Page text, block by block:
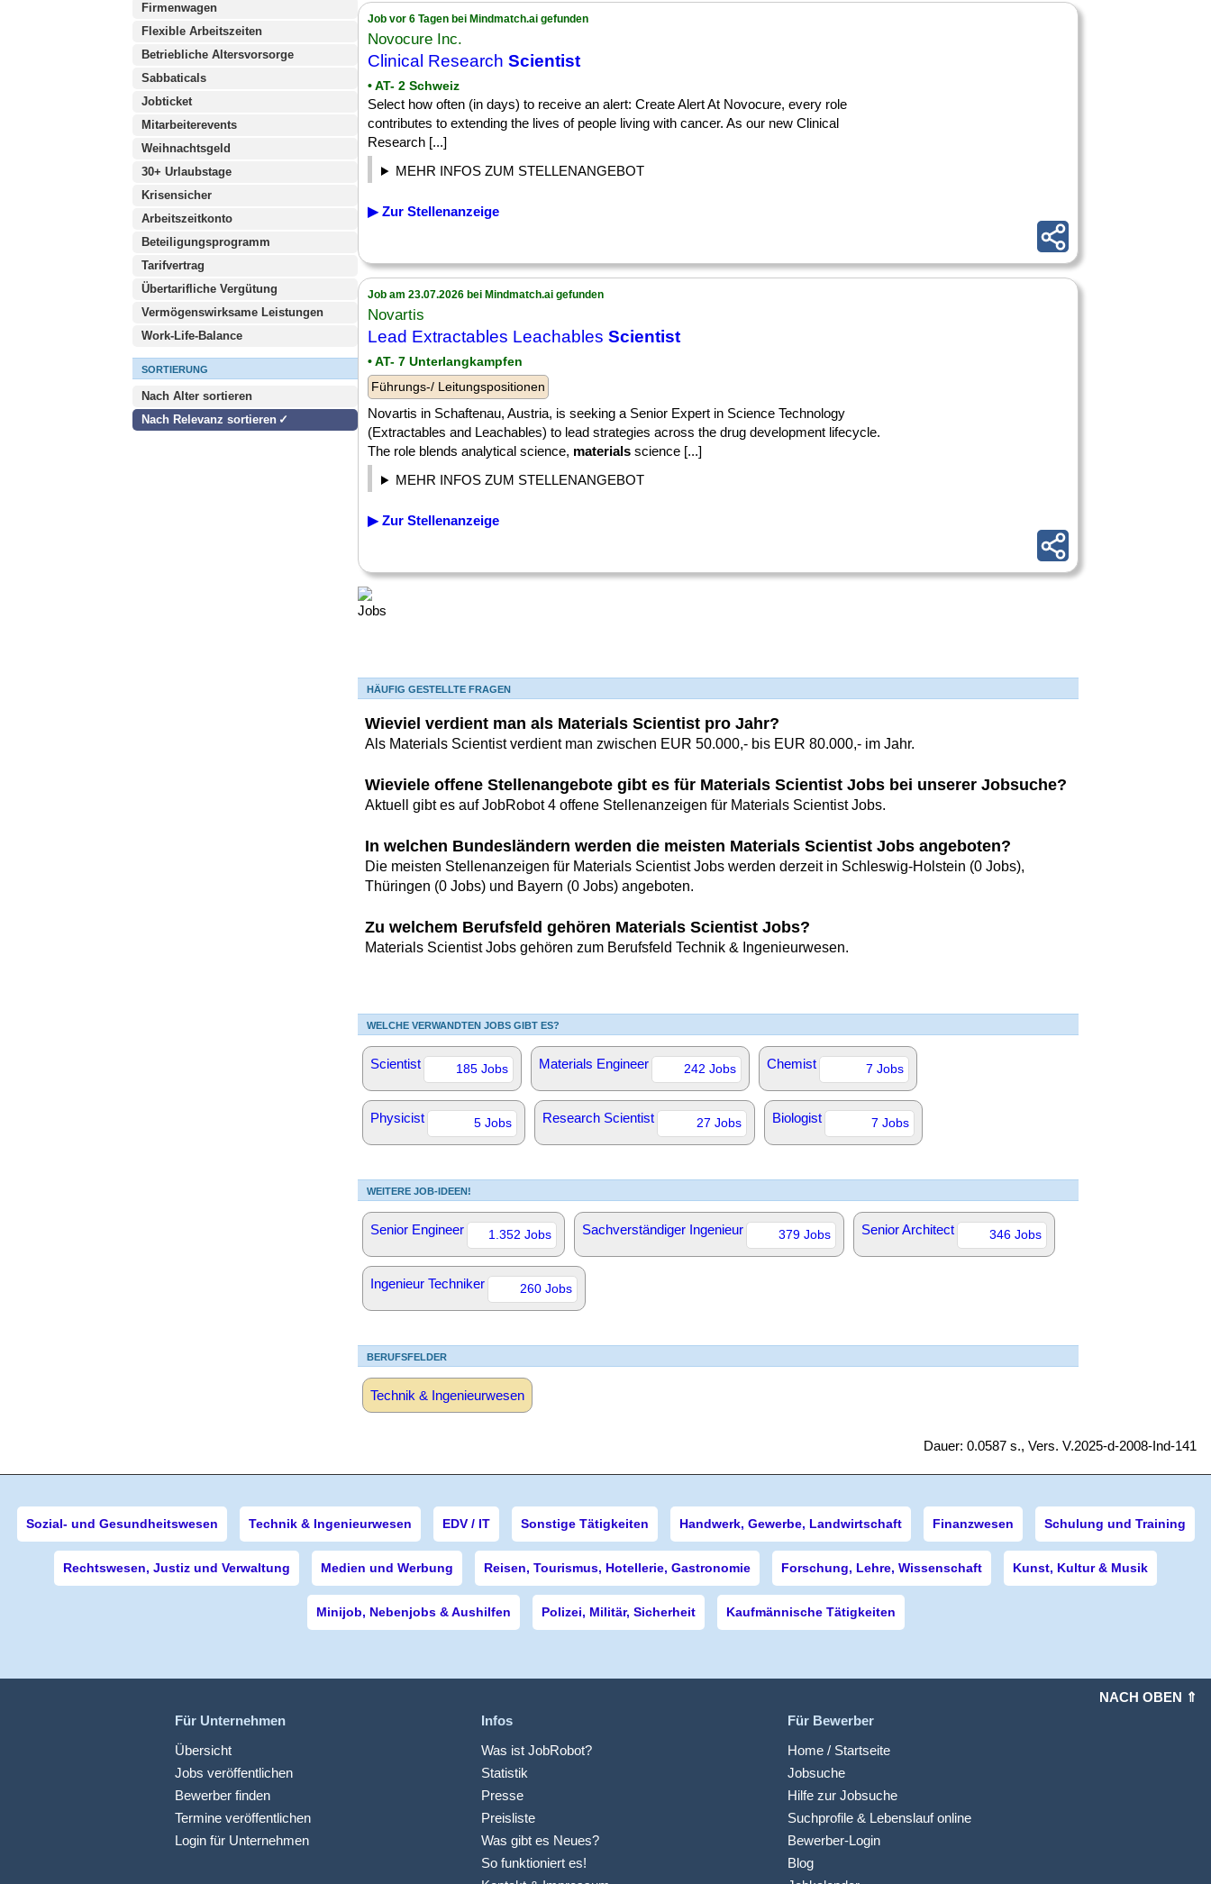
Firmenwagen
Flexible Arbeitszeiten
Betriebliche Altersvorsorge
Sabbaticals
Jobticket
Mitarbeiterevents
Weihnachtsgeld
30+ Urlaubstage
Krisensicher
Arbeitszeitkonto
Beteiligungsprogramm
Tarifvertrag
Übertarifliche Vergütung
Vermögenswirksame Leistungen
Work-Life-Balance
SORTIERUNG
Nach Alter sortieren
Nach Relevanz sortieren
Job vor 6 Tagen bei Mindmatch.ai gefunden
Novocure Inc.
Clinical Research Scientist
• AT- 2 Schweiz
Select how often (in days) to receive an alert: Create Alert At Novocure, every role
contributes to extending the lives of people living with cancer. As our new Clinical
Research [...]
MEHR INFOS ZUM STELLENANGEBOT
▶ Zur Stellenanzeige
Job am 23.07.2026 bei Mindmatch.ai gefunden
Novartis
Lead Extractables Leachables Scientist
• AT- 7 Unterlangkampfen
Führungs-/ Leitungspositionen
Novartis in Schaftenau, Austria, is seeking a Senior Expert in Science Technology
(Extractables and Leachables) to lead strategies across the drug development lifecycle.
The role blends analytical science, materials science [...]
MEHR INFOS ZUM STELLENANGEBOT
▶ Zur Stellenanzeige
HÄUFIG GESTELLTE FRAGEN
Wieviel verdient man als Materials Scientist pro Jahr?
Als Materials Scientist verdient man zwischen EUR 50.000,- bis EUR 80.000,- im Jahr.
Wieviele offene Stellenangebote gibt es für Materials Scientist Jobs bei unserer Jobsuche?
Aktuell gibt es auf JobRobot 4 offene Stellenanzeigen für Materials Scientist Jobs.
In welchen Bundesländern werden die meisten Materials Scientist Jobs angeboten?
Die meisten Stellenanzeigen für Materials Scientist Jobs werden derzeit in Schleswig-Holstein (0 Jobs),
Thüringen (0 Jobs) und Bayern (0 Jobs) angeboten.
Zu welchem Berufsfeld gehören Materials Scientist Jobs?
Materials Scientist Jobs gehören zum Berufsfeld Technik & Ingenieurwesen.
WELCHE VERWANDTEN JOBS GIBT ES?
Scientist 185 Jobs Materials Engineer 242 Jobs Chemist 7 Jobs
Physicist 5 Jobs Research Scientist 27 Jobs Biologist 7 Jobs
WEITERE JOB-IDEEN!
Senior Engineer 1.352 Jobs Sachverständiger Ingenieur 379 Jobs Senior Architect 346 Jobs
Ingenieur Techniker 260 Jobs
BERUFSFELDER
Technik & Ingenieurwesen
Dauer: 0.0587 s., Vers. V.2025-d-2008-Ind-141
Sozial- und Gesundheitswesen Technik & Ingenieurwesen EDV / IT Sonstige Tätigkeiten Handwerk, Gewerbe, Landwirtschaft Finanzwesen Schulung und Training
Rechtswesen, Justiz und Verwaltung Medien und Werbung Reisen, Tourismus, Hotellerie, Gastronomie Forschung, Lehre, Wissenschaft Kunst, Kultur & Musik
Minijob, Nebenjobs & Aushilfen Polizei, Militär, Sicherheit Kaufmännische Tätigkeiten
NACH OBEN ⇑
Für Unternehmen
Übersicht
Jobs veröffentlichen
Bewerber finden
Termine veröffentlichen
Login für Unternehmen
Infos
Was ist JobRobot?
Statistik
Presse
Preisliste
Was gibt es Neues?
So funktioniert es!
Für Bewerber
Home / Startseite
Jobsuche
Hilfe zur Jobsuche
Suchprofile & Lebenslauf online
Bewerber-Login
Blog